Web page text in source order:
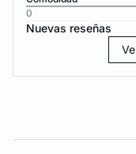
0
Nuevas reseñas